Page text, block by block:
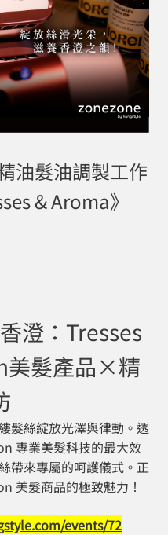
油髮油調製工作
& Aroma》
澄：Tresses
美髮產品×精
髮絲綻放光澤與律動。透
專業美髮科技的最大效
帶來專屬的呵護儀式。正
美髮商品的極致魅力！
events/72